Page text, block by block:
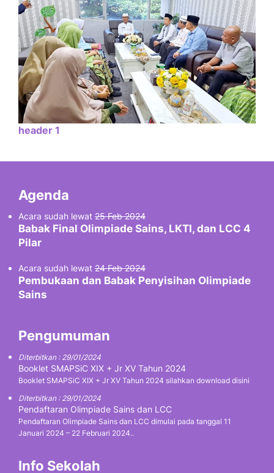
header 1
Agenda
Acara sudah lewat 25 Feb 2024
Babak Final Olimpiade Sains, LKTI, dan LCC 4
Pilar
Acara sudah lewat 24 Feb 2024
Pembukaan dan Babak Penyisihan Olimpiade
Sains
Pengumuman
Diterbitkan : 29/01/2024
Booklet SMAPSiC XIX + Jr XV Tahun 2024
Booklet SMAPSiC XIX + Jr XV Tahun 2024 silahkan download disini
Diterbitkan : 29/01/2024
Pendaftaran Olimpiade Sains dan LCC
Pendaftaran Olimpiade Sains dan LCC dimulai pada tanggal 11
Januari 2024 – 22 Februari 2024..
Info Sekolah